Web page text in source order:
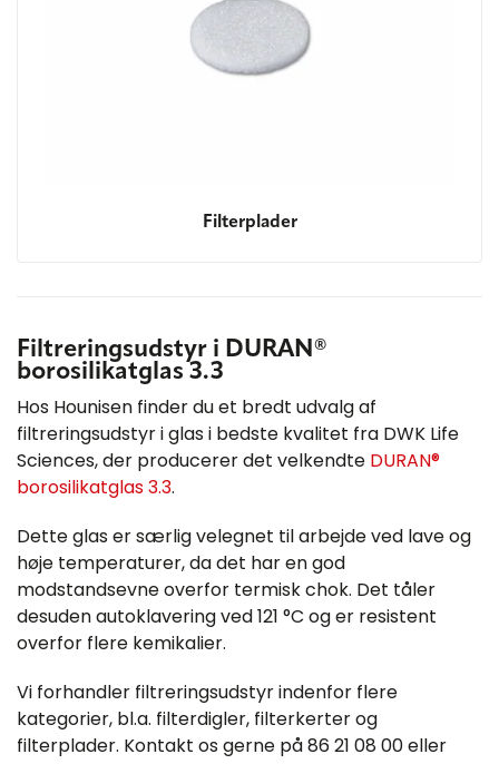
Filterplader
Filtreringsudstyr i DURAN®
borosilikatglas 3.3
Hos Hounisen finder du et bredt udvalg af
filtreringsudstyr i glas i bedste kvalitet fra DWK Life
Sciences, der producerer det velkendte DURAN®
borosilikatglas 3.3.
Dette glas er særlig velegnet til arbejde ved lave og
høje temperaturer, da det har en god
modstandsevne overfor termisk chok. Det tåler
desuden autoklavering ved 121 °C og er resistent
overfor flere kemikalier.
Vi forhandler filtreringsudstyr indenfor flere
kategorier, bl.a. filterdigler, filterkerter og
filterplader. Kontakt os gerne på 86 21 08 00 eller